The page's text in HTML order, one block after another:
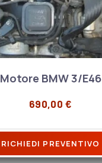
Motore BMW 3/E46
690,00 €
RICHIEDI PREVENTIVO